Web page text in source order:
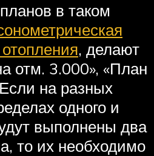
в таком
, делают
отм. 3.000», «План
на разных
одного и
выполнены два
то их необходимо